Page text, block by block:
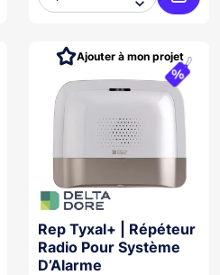
au panier
Rep Tyxal+ | Répéteur
Radio Pour Système
D’Alarme
Ajouter à mon projet